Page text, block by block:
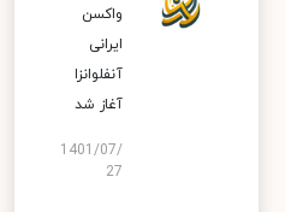
واکسن
ایرانی
آنفلوانزا
آغاز شد
1401/07/
27